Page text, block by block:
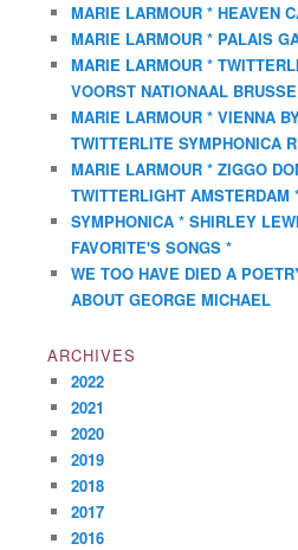
MARIE LARMOUR * HEAVEN
MARIE LARMOUR * PALAIS
MARIE LARMOUR *
VOORST NATIONAAL
MARIE LARMOUR * VIENNA
TWITTERLITE SYMPHONICA
MARIE LARMOUR * ZIGGO
TWITTERLIGHT AMSTERDAM
SYMPHONICA * SHIRLEY
FAVORITE'S SONGS *
WE TOO HAVE DIED A
ABOUT GEORGE MICHAEL
ARCHIVES
2022
2021
2020
2019
2018
2017
2016